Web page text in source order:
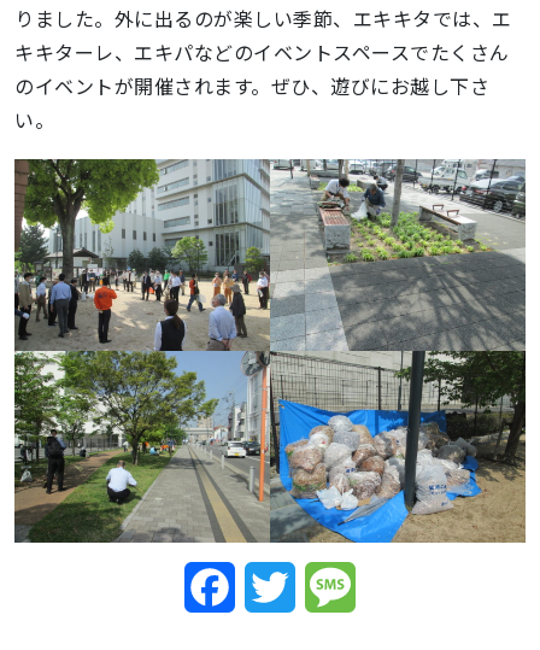
りました。外に出るのが楽しい季節、エキキタでは、エ
キキターレ、エキパなどのイベントスペースでたくさん
のイベントが開催されます。ぜひ、遊びにお越し下さ
い。
FacebookTwitter